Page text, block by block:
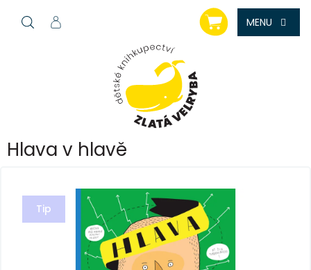
NÁKUPNÍ
KOŠÍK
Hlava v hlavě
Tip